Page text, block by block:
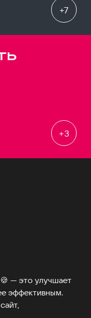
🍪 — это улучшает
эффективным.
+7
+3